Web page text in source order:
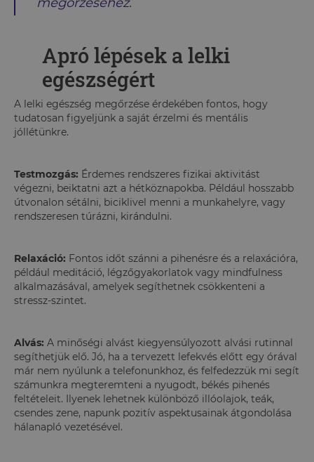
Apró lépések a lelki
egészségért
A lelki egészség megőrzése érdekében fontos, hogy
tudatosan figyeljünk a saját érzelmi és mentális
jóllétünkre.
Testmozgás: Érdemes rendszeres fizikai aktivitást
végezni, beiktatni azt a hétköznapokba. Például hosszabb
útvonalon sétálni, biciklivel menni a munkahelyre, vagy
rendszeresen túrázni, kirándulni.
Relaxáció: Fontos időt szánni a pihenésre és a relaxációra,
például meditáció, légzőgyakorlatok vagy mindfulness
alkalmazásával, amelyek segíthetnek csökkenteni a
stressz-szintet.
Alvás: A minőségi alvást kiegyensúlyozott alvási rutinnal
segíthetjük elő. Jó, ha a tervezett lefekvés előtt egy órával
már nem nyúlunk a telefonunkhoz, és felfedezzük mi segít
számunkra megteremteni a nyugodt, békés pihenés
feltételeit. Ilyenek lehetnek különböző illóolajok, teák,
csendes zene, napunk pozitív aspektusainak átgondolása
hálanapló vezetésével.